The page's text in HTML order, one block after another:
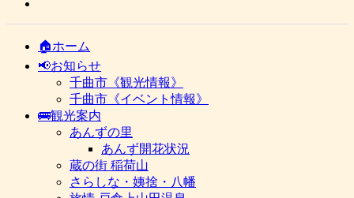
🏠ホーム
📢お知らせ
千曲市《観光情報》
千曲市《イベント情報》
🚌観光案内
あんずの里
あんず開花状況
蔵の街 稲荷山
さらしな・姨捨・八幡